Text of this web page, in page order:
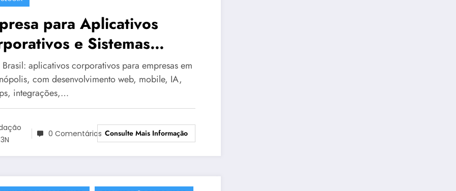
para Aplicativos
e Sistemas
Instáveis em
| OT3N Brasil –
1439
aplicativos corporativos para empresas em
com desenvolvimento web, mobile, IA,
integrações,…
0 Comentários Consulte Mais Informação